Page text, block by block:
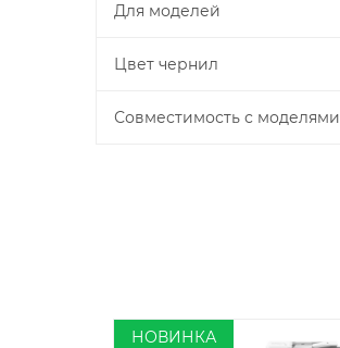
Для моделей
Цвет чернил
Совместимость с моделями
НОВИНКА